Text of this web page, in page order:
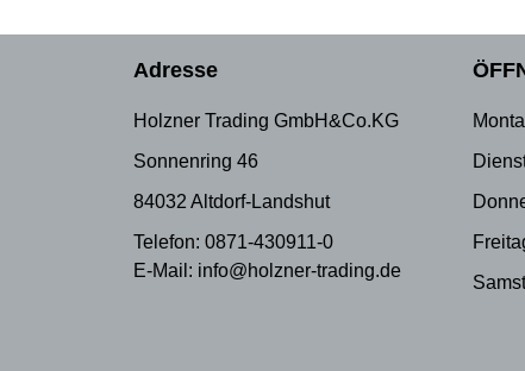
Adresse
Holzner Trading GmbH&Co.KG
Sonnenring 46
84032 Altdorf-Landshut
Telefon: 0871-430911-0
E-Mail: info@holzner-trading.de